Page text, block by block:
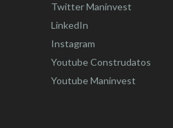
Twitter Maninvest
LinkedIn
Instagram
Youtube Construdatos
Youtube Maninvest